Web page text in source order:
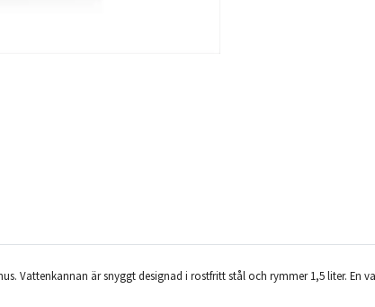
Vattenkannan är snyggt designad i rostfritt stål och rymmer 1,5 liter. En